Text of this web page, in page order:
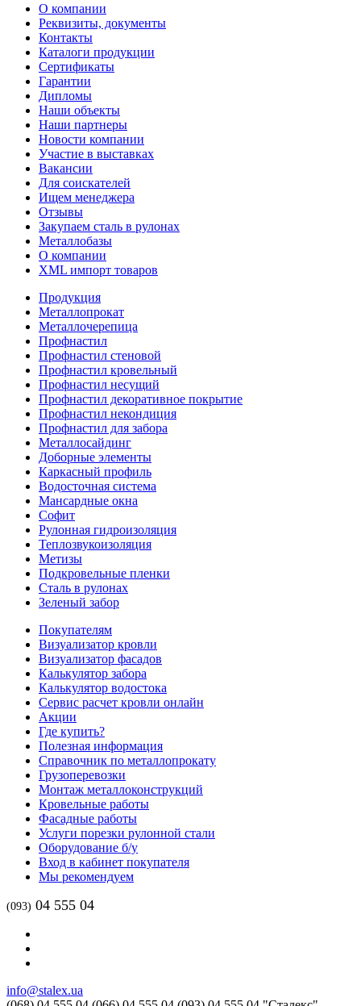
О компании
Реквизиты, документы
Контакты
Каталоги продукции
Сертификаты
Гарантии
Дипломы
Наши объекты
Наши партнеры
Новости компании
Участие в выставках
Вакансии
Для соискателей
Ищем менеджера
Отзывы
Закупаем сталь в рулонах
Металлобазы
О компании
XML импорт товаров
Продукция
Металлопрокат
Металлочерепица
Профнастил
Профнастил стеновой
Профнастил кровельный
Профнастил несущий
Профнастил декоративное покрытие
Профнастил некондиция
Профнастил для забора
Металлосайдинг
Доборные элементы
Каркасный профиль
Водосточная система
Мансардные окна
Софит
Рулонная гидроизоляция
Теплозвукоизоляция
Метизы
Подкровельные пленки
Сталь в рулонах
Зеленый забор
Покупателям
Визуализатор кровли
Визуализатор фасадов
Калькулятор забора
Калькулятор водостока
Сервис расчет кровли онлайн
Акции
Где купить?
Полезная информация
Справочник по металлопрокату
Грузоперевозки
Монтаж металлоконструкций
Кровельные работы
Фасадные работы
Услуги порезки рулонной стали
Оборудование б/у
Вход в кабинет покупателя
Мы рекомендуем
(093) 04 555 04
info@stalex.ua